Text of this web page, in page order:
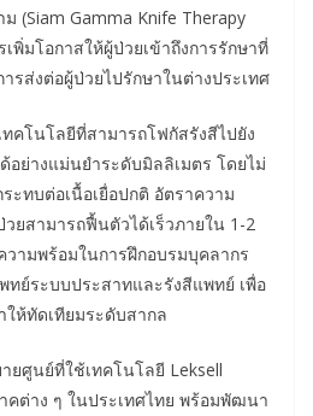
(Siam Gamma Knife Therapy
พิ่มโอกาสให้ผู้ป่วยเข้าถึงการรักษาที่
รส่งต่อผู้ป่วยไปรักษาในต่างประเทศ
คโนโลยีที่สามารถโฟกัสรังสีไปยัง
อย่างแม่นยำระดับมิลลิเมตร โดยไม่
ะทบต่อเนื้อเยื่อปกติ อัตราความ
วยสามารถฟื้นตัวได้เร็วภายใน 1-2
ามพร้อมในการฝึกอบรมบุคลากร
ทย์ระบบประสาทและรังสีแพทย์ เพื่อ
ห้ทัดเทียมระดับสากล
ศูนย์ที่ใช้เทคโนโลยี Leksell
คต่าง ๆ ในประเทศไทย พร้อมพัฒนา